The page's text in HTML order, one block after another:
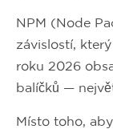
NPM (Node
závislostí,
roku 2026
balíčků —
Místo toho,